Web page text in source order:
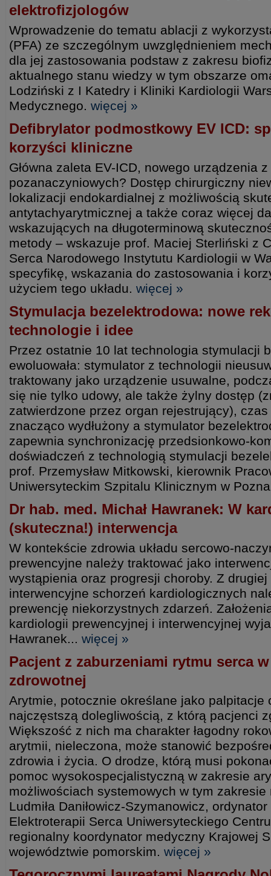
elektrofizjologów
Wprowadzenie do tematu ablacji z
(PFA) ze szczególnym uwzględnieniem
dla jej zastosowania podstaw z zakresu
aktualnego stanu wiedzy w tym obszarze
Lodziński z I Katedry i Kliniki Kardiologii
Medycznego. więcej »
Defibrylator podmostkowy EV ICD:
korzyści kliniczne
Główna zaleta EV-ICD, nowego urządzenia
pozanaczyniowych? Dostęp chirurgiczny
lokalizacji endokardialnej z możliwością
antytachyarytmicznej a także coraz więcej
wskazujących na długoterminową
metody – wskazuje prof. Maciej Sterliński z
Serca Narodowego Instytutu Kardiologii w
specyfikę, wskazania do zastosowania i
użyciem tego układu. więcej »
Stymulacja bezelektrodowa: nowe
technologie i idee
Przez ostatnie 10 lat technologia stymulacji
ewoluowała: stymulator z technologii
traktowany jako urządzenie usuwalne,
się nie tylko udowy, ale także żylny dostęp
zatwierdzone przez organ rejestrujący), czas
znacząco wydłużony a stymulator
zapewnia synchronizację przedsionkowo-
doświadczeń z technologią stymulacji
prof. Przemysław Mitkowski, kierownik
Uniwersyteckim Szpitalu Klinicznym w
Dr hab. med. Michał Hawranek: W
(skuteczna!) interwencja
W kontekście zdrowia układu sercowo-
prewencyjne należy traktować jako
wystąpienia oraz progresji choroby. Z
interwencyjne schorzeń kardiologicznych
prewencję niekorzystnych zdarzeń.
kardiologii prewencyjnej i interwencyjnej
Hawranek... więcej »
Pacjent z zaburzeniami rytmu serca
zdrowotnej
Arytmie, potocznie określane jako palpitacje
najczęstszą dolegliwością, z którą pacjenci
Większość z nich ma charakter łagodny
arytmii, nieleczona, może stanowić
zdrowia i życia. O drodze, którą musi
pomoc wysokospecjalistyczną w zakresie
możliwościach systemowych w tym
Ludmiła Daniłowicz-Szymanowicz,
Elektroterapii Serca Uniwersyteckiego
regionalny koordynator medyczny Krajowej
województwie pomorskim. więcej »